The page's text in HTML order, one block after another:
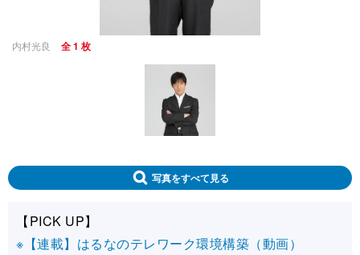
内村光良 全 1 枚
写真をすべて見る
【PICK UP】
※【連載】はるなのテレワーク環境構築（動画）